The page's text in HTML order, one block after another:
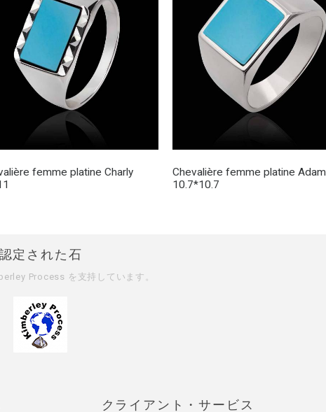
femme platine Charly
Chevalière femme platine Adam
10.7*10.7
認定された石
Process を支持しています。
クライアント・サービス